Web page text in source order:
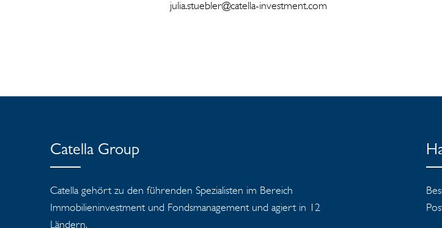
julia.stuebler@catella-investment.com
Catella Group
Catella gehört zu den führenden Spezialisten im Bereich
Immobilieninvestment und Fondsmanagement und agiert in 12
Ländern.